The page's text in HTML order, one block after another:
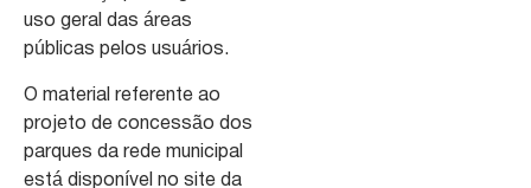
uso geral das áreas
públicas pelos usuários.
O material referente ao
projeto de concessão dos
parques da rede municipal
está disponível no site da